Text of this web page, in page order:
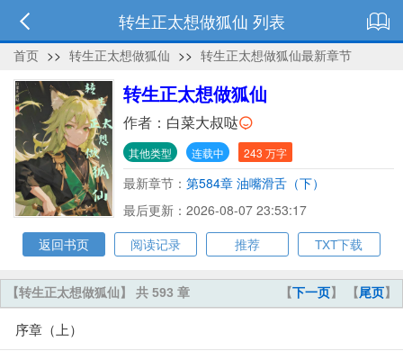
转生正太想做狐仙 列表
首页 >> 转生正太想做狐仙 >> 转生正太想做狐仙最新章节
转生正太想做狐仙
作者： 白菜大叔哒
其他类型 连载中 243 万字
最新章节： 第584章 油嘴滑舌（下）
最后更新：2026-08-07 23:53:17
返回书页
阅读记录 推荐 TXT下载
【下一页】 【尾页】
【转生正太想做狐仙】 共 593 章
序章（上）